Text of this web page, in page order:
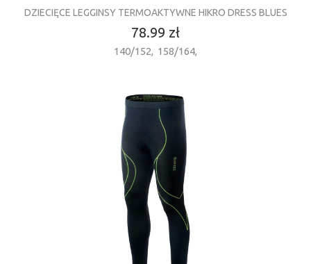
DZIECIĘCE LEGGINSY TERMOAKTYWNE HIKRO DRESS BLUES
78.99 zł
140/152, 158/164,